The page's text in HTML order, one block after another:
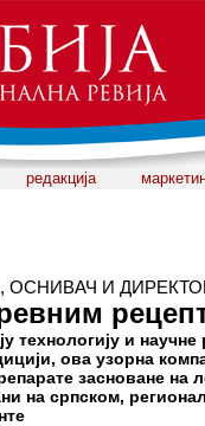
редакција
И
технологију и
ова узорна
засноване
на српском,